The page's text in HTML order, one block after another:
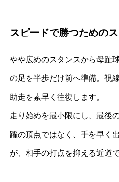
スピードで勝つための
やや広めのスタンスから母趾
の足を半歩だけ前へ準備。視
助走を素早く往復します。
走り始めを最小限にし、最後
躍の頂点ではなく、手を早く
が、相手の打点を抑える近道で